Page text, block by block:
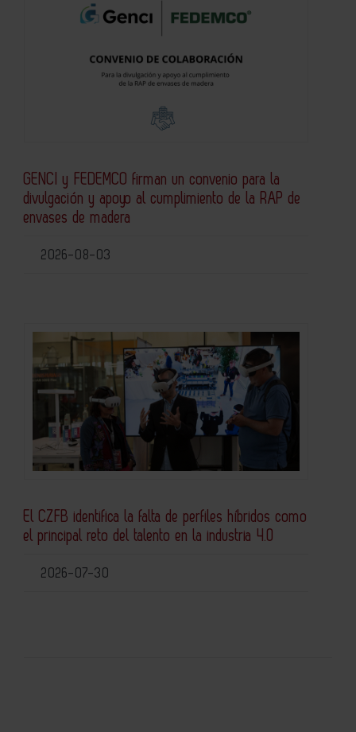
GENCI y FEDEMCO firman un convenio para la
divulgación y apoyo al cumplimiento de la RAP de
envases de madera
2026-08-03
El CZFB identifica la falta de perfiles híbridos como
el principal reto del talento en la industria 4.0
2026-07-30